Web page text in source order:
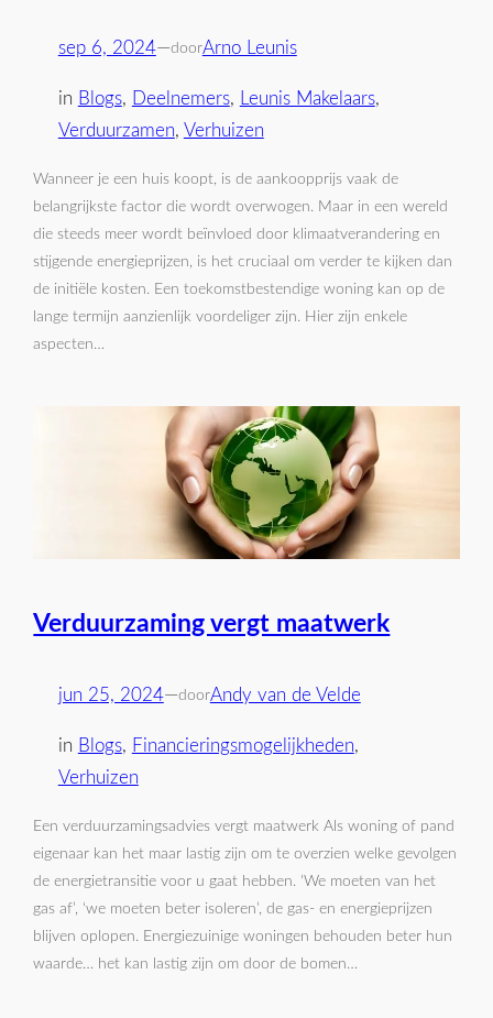
sep 6, 2024—doorArno Leunis
in Blogs, Deelnemers, Leunis Makelaars
Verduurzamen, Verhuizen
Wanneer je een huis koopt, is de aankoopprijs vaak de
belangrijkste factor die wordt overwogen. Maar in een wereld
die steeds meer wordt beïnvloed door klimaatverandering en
stijgende energieprijzen, is het cruciaal om verder te kijken dan
de initiële kosten. Een toekomstbestendige woning kan op de
lange termijn aanzienlijk voordeliger zijn. Hier zijn enkele
aspecten…
Verduurzaming vergt maatwerk
jun 25, 2024—doorAndy van de Velde
in Blogs, Financieringsmogelijkheden
Verhuizen
Een verduurzamingsadvies vergt maatwerk Als woning of pand
eigenaar kan het maar lastig zijn om te overzien welke gevolgen
de energietransitie voor u gaat hebben. ‘We moeten van het
gas af’, ‘we moeten beter isoleren’, de gas- en energieprijzen
blijven oplopen. Energiezuinige woningen behouden beter hun
waarde… het kan lastig zijn om door de bomen…